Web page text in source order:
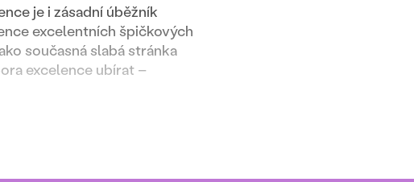
je i zásadní úběžník
excelentních špičkových
současná slabá stránka
excelence ubírat –